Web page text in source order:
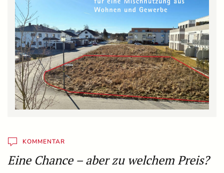
KOMMENTAR
Eine Chance – aber zu welchem Preis?